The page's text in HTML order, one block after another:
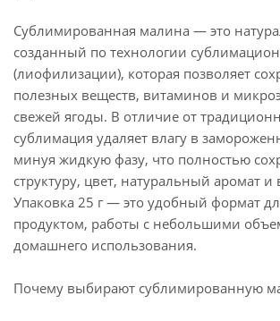
Сублимированная малина — это
созданный по технологии
(лиофилизации), которая позволяет
полезных веществ, витаминов и
свежей ягоды. В отличие от
сублимация удаляет влагу в
минуя жидкую фазу, что полностью
структуру, цвет, натуральный аромат и
Упаковка 25 г — это удобный формат
продуктом, работы с небольшими
домашнего использования.
Почему выбирают сублимированную